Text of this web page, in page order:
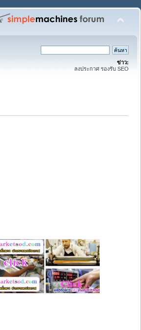
ข่าว:
ลงประกาศ รองรับ SEO